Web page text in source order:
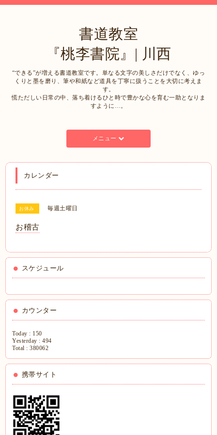
書道教室
『桃李書院』| 川西
“できる”が増える書道教室です。単なる文字の美しさだけでなく、ゆっ
くりと墨を磨り、筆や和紙など道具を丁寧に扱うことを大切に考えま
す。
慌ただしい日常の中、落ち着けるひと時で豊かな心を育む一助となりま
すように…。
メニュー
カレンダー
お休み 毎週土曜日
お稽古
スケジュール
カウンター
Today : 150
Yesterday :494
Total :380062
携帯サイト